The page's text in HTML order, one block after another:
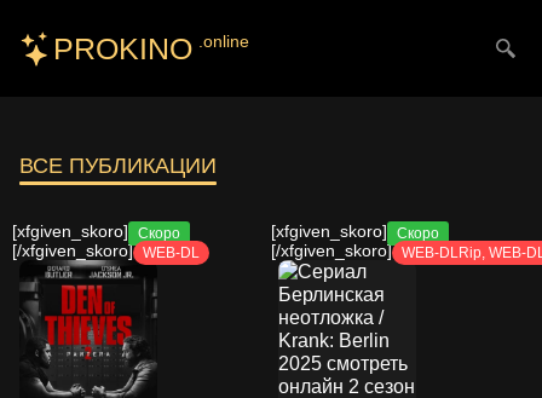
PROKINO .online
ВСЕ ПУБЛИКАЦИИ
[xfgiven_skoro] Скоро
[/xfgiven_skoro] WEB-DL
[xfgiven_skoro] Скоро
[/xfgiven_skoro] WEB-DLRip, WEB-